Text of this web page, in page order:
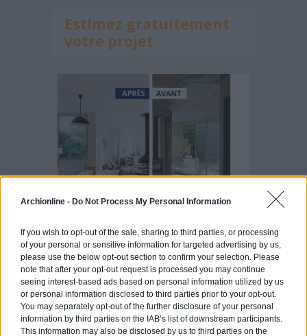
Archionline - Do Not Process My Personal Information
If you wish to opt-out of the sale, sharing to third parties, or processing
of your personal or sensitive information for targeted advertising by us,
please use the below opt-out section to confirm your selection. Please
note that after your opt-out request is processed you may continue
seeing interest-based ads based on personal information utilized by us
or personal information disclosed to third parties prior to your opt-out.
You may separately opt-out of the further disclosure of your personal
information by third parties on the IAB’s list of downstream participants.
This information may also be disclosed by us to third parties on the
Estimez gratuitement
votre projet
Articles récents